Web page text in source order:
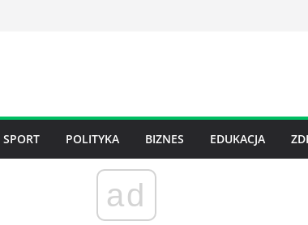
SPORT POLITYKA BIZNES EDUKACJA
ad